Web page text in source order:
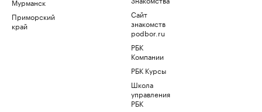
Приморский
край
Сайт
знакомств
podbor.ru
РБК
Компании
РБК Курсы
Школа
управления
РБК